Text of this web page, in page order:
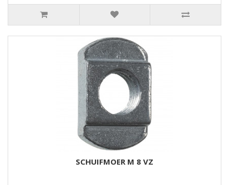
SCHUIFMOER M 8 VZ